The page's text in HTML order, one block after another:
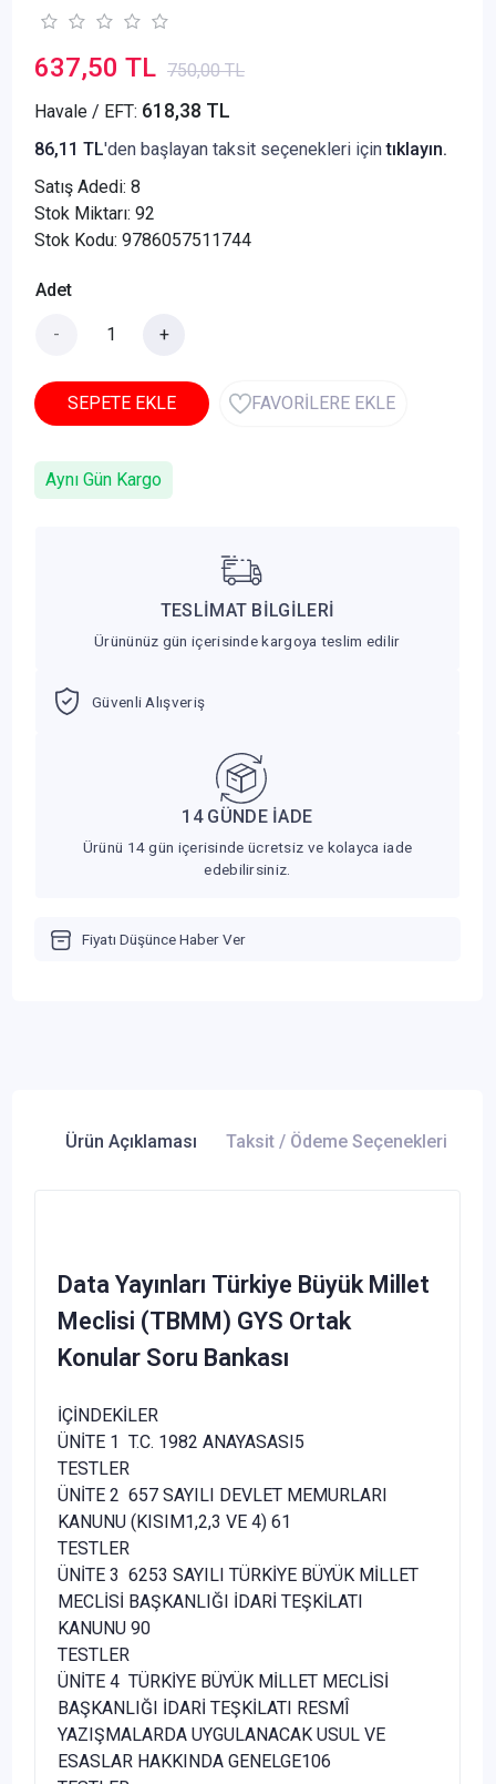
637,50 TL 750,00 TL
Havale / EFT: 618,38 TL
86,11 TL'den başlayan taksit seçenekleri içintıklayın.
Satış Adedi: 8
Stok Miktarı: 92
Stok Kodu: 9786057511744
Adet
- +
SEPETE EKLE FAVORİLERE EKLE
Aynı Gün Kargo
TESLİMAT BİLGİLERİ
Ürününüz gün içerisinde kargoya teslim edilir
Güvenli Alışveriş
14 GÜNDE İADE
Ürünü 14 gün içerisinde ücretsiz ve kolayca iade
edebilirsiniz.
Fiyatı Düşünce Haber Ver
Ürün Açıklaması Taksit / Ödeme Seçenekleri
Data Yayınları Türkiye Büyük Millet
Meclisi (TBMM) GYS Ortak
Konular Soru Bankası
İÇİNDEKİLER
ÜNİTE 1 T.C. 1982 ANAYASASI5
TESTLER
ÜNİTE 2 657 SAYILI DEVLET MEMURLARI
KANUNU (KISIM1,2,3 VE 4) 61
TESTLER
ÜNİTE 3 6253 SAYILI TÜRKİYE BÜYÜK MİLLET
MECLİSİ BAŞKANLIĞI İDARİ TEŞKİLATI
KANUNU 90
TESTLER
ÜNİTE 4 TÜRKİYE BÜYÜK MİLLET MECLİSİ
BAŞKANLIĞI İDARİ TEŞKİLATI RESMÎ
YAZIŞMALARDA UYGULANACAK USUL VE
ESASLAR HAKKINDA GENELGE106